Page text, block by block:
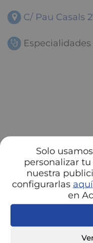
Solo
personalizar
nuestra
configurarlas aquí
en
C/ Pau Casals